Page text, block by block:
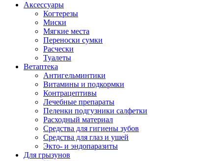
Аксессуары
Когтерезы
Миски
Мягкие места
Переноски сумки
Расчески
Туалеты
Ветаптека
Антигельминтики
Витамины и подкормки
Контрацептивы
Лечебные препараты
Пеленки подгузники салфетки
Расходный материал
Средства для гигиены зубов
Средства для глаз и ушей
Экто- и эндопаразиты
Для грызунов